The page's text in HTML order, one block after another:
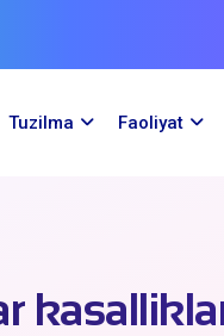
Tuzilma Faoliyat